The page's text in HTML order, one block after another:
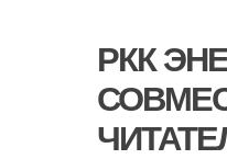
РКК